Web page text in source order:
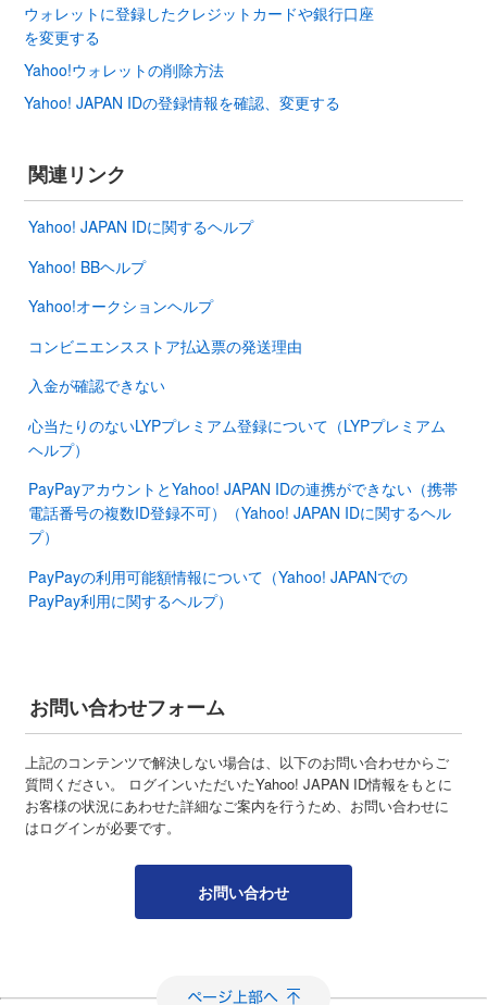
ウォレットに登録したクレジットカードや銀行口座
を変更する
Yahoo!ウォレットの削除方法
Yahoo! JAPAN IDの登録情報を確認、変更する
関連リンク
Yahoo! JAPAN IDに関するヘルプ
Yahoo! BBヘルプ
Yahoo!オークションヘルプ
コンビニエンスストア払込票の発送理由
入金が確認できない
心当たりのないLYPプレミアム登録について（LYPプレミアム
ヘルプ）
PayPayアカウントとYahoo! JAPAN IDの連携ができない（携帯
電話番号の複数ID登録不可）（Yahoo! JAPAN IDに関するヘル
プ）
PayPayの利用可能額情報について（Yahoo! JAPANでの
PayPay利用に関するヘルプ）
お問い合わせフォーム
上記のコンテンツで解決しない場合は、以下のお問い合わせからご
質問ください。 ログインいただいたYahoo! JAPAN ID情報をもとに
お客様の状況にあわせた詳細なご案内を行うため、お問い合わせに
はログインが必要です。
お問い合わせ